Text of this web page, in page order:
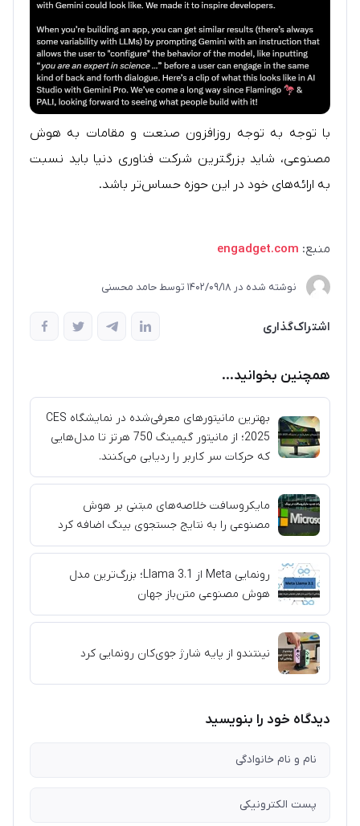
با توجه به توجه روزافزون صنعت و مقامات به هوش
مصنوعی، شاید بزرگترین شرکت فناوری دنیا باید نسبت
به ارائه‌های خود در این حوزه حساس‌تر باشد.
منبع: engadget.com
نوشته شده در 1402/09/18 توسط حامد محسنی
اشتراک‌گذاری
همچنین بخوانید...
بهترین مانیتورهای معرفی‌شده در نمایشگاه CES
2025؛ از مانیتور گیمینگ 750 هرتز تا مدل‌هایی
که حرکات سر کاربر را ردیابی می‌کنند.
مایکروسافت خلاصه‌های مبتنی بر هوش
مصنوعی را به نتایج جستجوی بینگ اضافه کرد
رونمایی Meta از Llama 3.1؛ بزرگ‌ترین مدل
هوش مصنوعی متن‌باز جهان
نینتندو از پایه شارژ جوی‌کان رونمایی کرد
دیدگاه خود را بنویسید